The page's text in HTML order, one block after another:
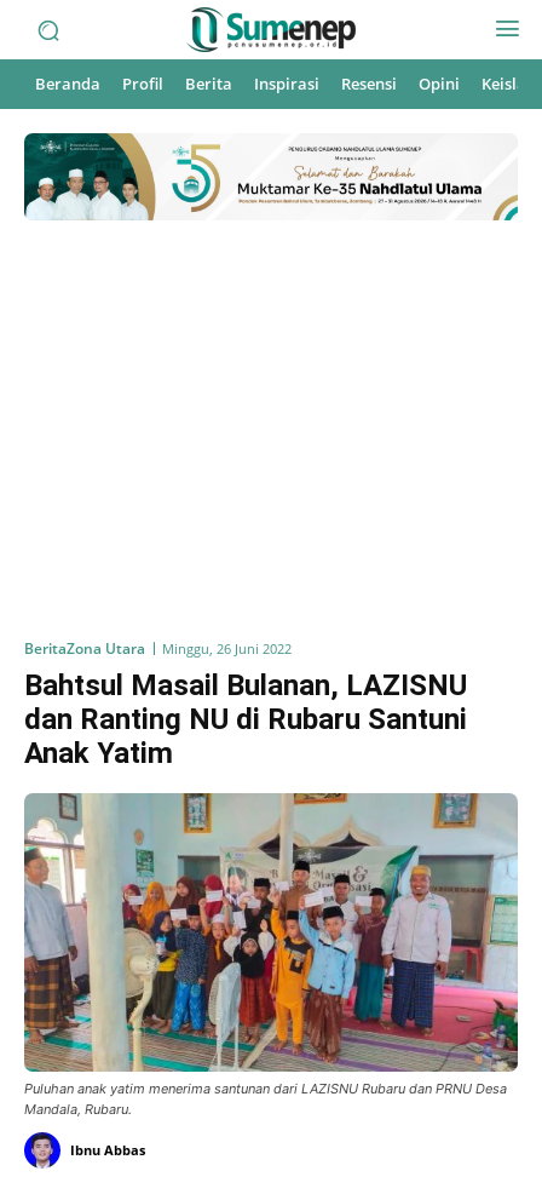
Beranda Profil Berita Inspirasi Resensi Opini
BeritaZona Utara Minggu, 26 Juni 2022
Bahtsul Masail Bulanan, LAZISNU
dan Ranting NU di Rubaru Santuni
Anak Yatim
Puluhan anak yatim menerima santunan dari LAZISNU Rubaru dan PRNU Desa
Mandala, Rubaru.
Ibnu Abbas